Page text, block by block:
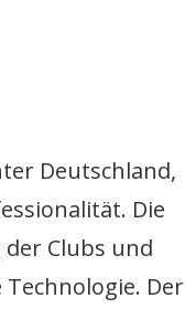
Deutschland,
Die
Clubs und
Der